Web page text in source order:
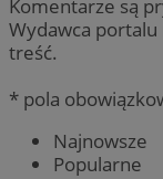
Komentarze są
Wydawca
treść.
* pola
Najnowsze
Popularne